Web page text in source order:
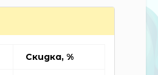
Скидка, %